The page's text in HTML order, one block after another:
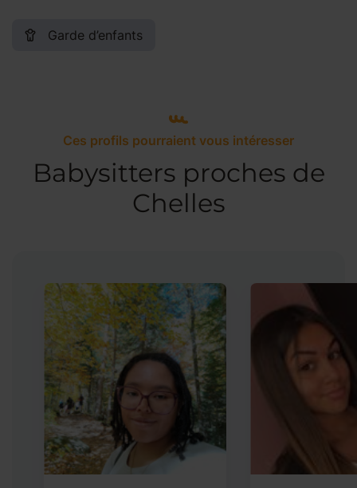
Garde d’enfants
Ces profils pourraient vous intéresser
Babysitters proches de
Chelles